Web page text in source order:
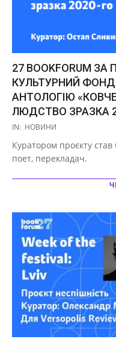
27 BOOKFORUM
КУЛЬТУРНИЙ
АНТОЛОГІЮ
ЛЮДСТВО ЗРАЗКА
2020-
31
IN: НОВИНИ
Куратором проєкту
поет, перекладач.